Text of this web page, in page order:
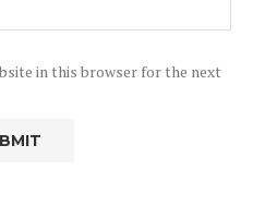
in this browser for the next